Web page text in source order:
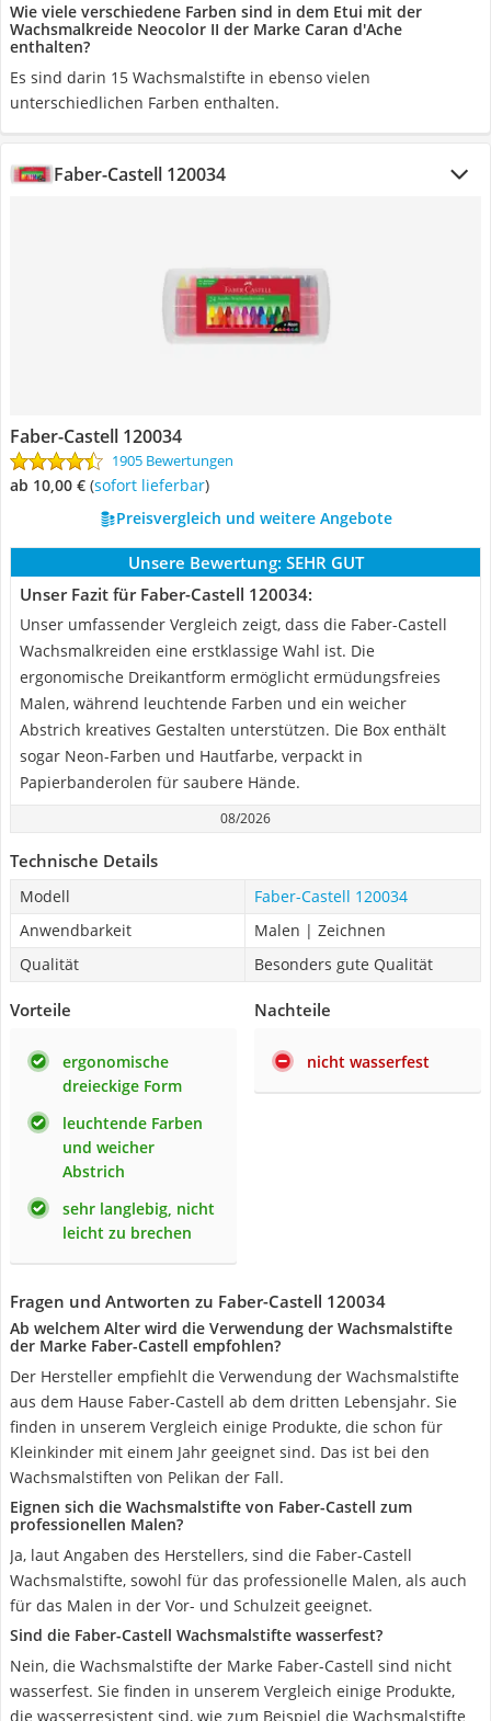
Wie viele verschiedene Farben sind in dem Etui mit der
Wachsmalkreide Neocolor II der Marke Caran d'Ache
enthalten?
Es sind darin 15 Wachsmalstifte in ebenso vielen
unterschiedlichen Farben enthalten.
Faber-Castell 120034
Faber-Castell 120034
1905 Bewertungen
ab 10,00 € ( Sofort lieferbar)
Preisvergleich und weitere Angebote
Unsere Bewertung: SEHR GUT
Unser Fazit für Faber-Castell 120034:
Unser umfassender Vergleich zeigt, dass die Faber-Castell
Wachsmalkreiden eine erstklassige Wahl ist. Die
ergonomische Dreikantform ermöglicht ermüdungsfreies
Malen, während leuchtende Farben und ein weicher
Abstrich kreatives Gestalten unterstützen. Die Box enthält
sogar Neon-Farben und Hautfarbe, verpackt in
Papierbanderolen für saubere Hände.
08/2026
Technische Details
Modell
Faber-Castell 120034
Anwendbarkeit
Malen | Zeichnen
Qualität
Besonders gute Qualität
Vorteile
ergonomische
dreieckige Form
leuchtende Farben
und weicher
Abstrich
sehr langlebig, nicht
leicht zu brechen
Nachteile
nicht wasserfest
Fragen und Antworten zu Faber-Castell 120034
Ab welchem Alter wird die Verwendung der Wachsmalstifte
der Marke Faber-Castell empfohlen?
Der Hersteller empfiehlt die Verwendung der Wachsmalstifte
aus dem Hause Faber-Castell ab dem dritten Lebensjahr. Sie
finden in unserem Vergleich einige Produkte, die schon für
Kleinkinder mit einem Jahr geeignet sind. Das ist bei den
Wachsmalstiften von Pelikan der Fall.
Eignen sich die Wachsmalstifte von Faber-Castell zum
professionellen Malen?
Ja, laut Angaben des Herstellers, sind die Faber-Castell
Wachsmalstifte, sowohl für das professionelle Malen, als auch
für das Malen in der Vor- und Schulzeit geeignet.
Sind die Faber-Castell Wachsmalstifte wasserfest?
Nein, die Wachsmalstifte der Marke Faber-Castell sind nicht
wasserfest. Sie finden in unserem Vergleich einige Produkte,
die wasserresistent sind, wie zum Beispiel die Wachsmalstifte